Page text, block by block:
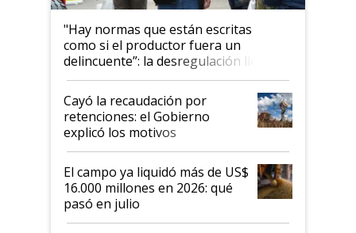
"Hay normas que están escritas
como si el productor fuera un
delincuente”: la desregulación llegó
al Congreso Aapresid y hasta se
habló del financiamiento al IPCVA
Cayó la recaudación por
retenciones: el Gobierno
explicó los motivos
El campo ya liquidó más de US$
16.000 millones en 2026: qué
pasó en julio